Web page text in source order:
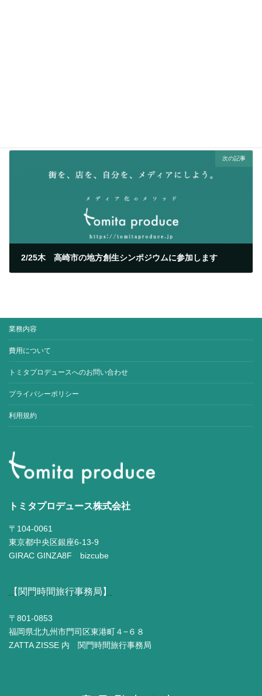
次の記事
2/25木 高崎市の地方創生シンポジウムに参加します
業務内容
費用について
トミタプロデュースへのお問い合わせ
プライバシーポリシー
利用規約
トミタプロデュース株式会社
〒104-0061
東京都中央区銀座6-13-9
GIRAC GINZA8F bizcube
【関門時間旅行事務局】
〒801-0853
福岡県北九州市門司区東港町４−６８
ZATTA ZISSE 内 関門時間旅行事務局